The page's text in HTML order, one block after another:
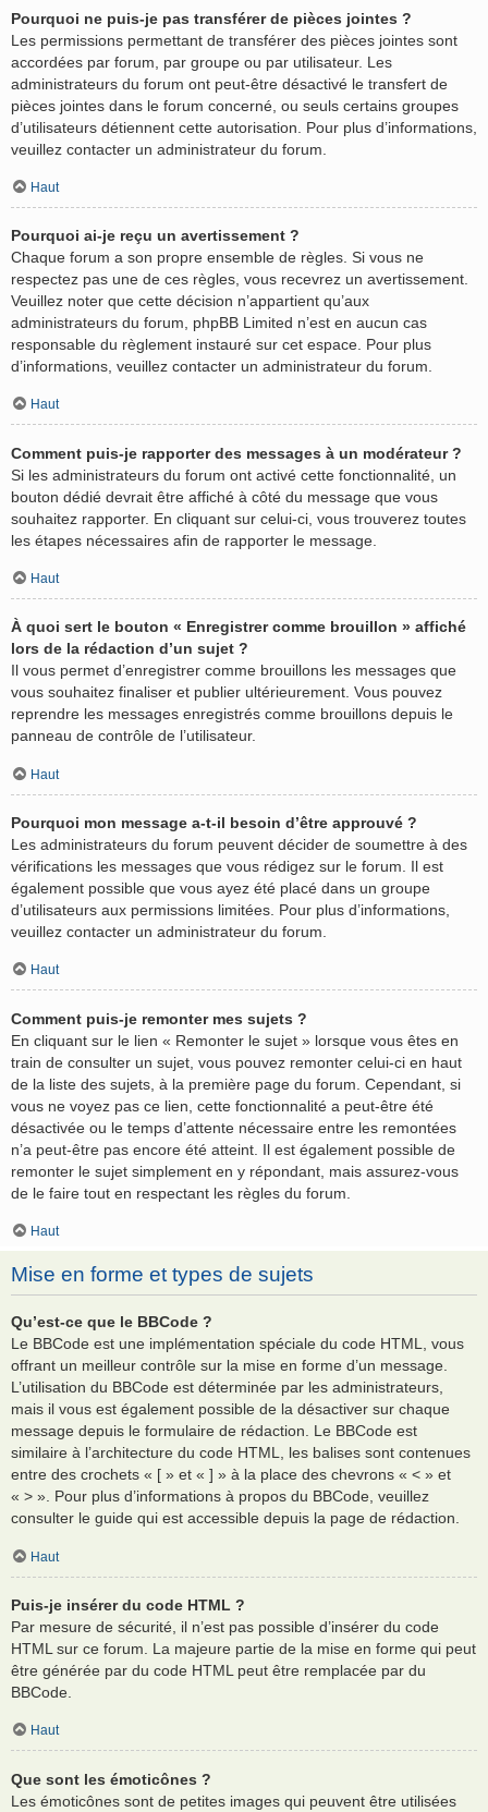
Pourquoi ne puis-je pas transférer de pièces jointes ?
Les permissions permettant de transférer des pièces jointes sont
accordées par forum, par groupe ou par utilisateur. Les
administrateurs du forum ont peut-être désactivé le transfert de
pièces jointes dans le forum concerné, ou seuls certains groupes
d’utilisateurs détiennent cette autorisation. Pour plus d’informations,
veuillez contacter un administrateur du forum.
Haut
Pourquoi ai-je reçu un avertissement ?
Chaque forum a son propre ensemble de règles. Si vous ne
respectez pas une de ces règles, vous recevrez un avertissement.
Veuillez noter que cette décision n’appartient qu’aux
administrateurs du forum, phpBB Limited n’est en aucun cas
responsable du règlement instauré sur cet espace. Pour plus
d’informations, veuillez contacter un administrateur du forum.
Haut
Comment puis-je rapporter des messages à un modérateur ?
Si les administrateurs du forum ont activé cette fonctionnalité, un
bouton dédié devrait être affiché à côté du message que vous
souhaitez rapporter. En cliquant sur celui-ci, vous trouverez toutes
les étapes nécessaires afin de rapporter le message.
Haut
À quoi sert le bouton « Enregistrer comme brouillon » affiché
lors de la rédaction d’un sujet ?
Il vous permet d’enregistrer comme brouillons les messages que
vous souhaitez finaliser et publier ultérieurement. Vous pouvez
reprendre les messages enregistrés comme brouillons depuis le
panneau de contrôle de l’utilisateur.
Haut
Pourquoi mon message a-t-il besoin d’être approuvé ?
Les administrateurs du forum peuvent décider de soumettre à des
vérifications les messages que vous rédigez sur le forum. Il est
également possible que vous ayez été placé dans un groupe
d’utilisateurs aux permissions limitées. Pour plus d’informations,
veuillez contacter un administrateur du forum.
Haut
Comment puis-je remonter mes sujets ?
En cliquant sur le lien « Remonter le sujet » lorsque vous êtes en
train de consulter un sujet, vous pouvez remonter celui-ci en haut
de la liste des sujets, à la première page du forum. Cependant, si
vous ne voyez pas ce lien, cette fonctionnalité a peut-être été
désactivée ou le temps d’attente nécessaire entre les remontées
n’a peut-être pas encore été atteint. Il est également possible de
remonter le sujet simplement en y répondant, mais assurez-vous
de le faire tout en respectant les règles du forum.
Haut
Mise en forme et types de sujets
Qu’est-ce que le BBCode ?
Le BBCode est une implémentation spéciale du code HTML, vous
offrant un meilleur contrôle sur la mise en forme d’un message.
L’utilisation du BBCode est déterminée par les administrateurs,
mais il vous est également possible de la désactiver sur chaque
message depuis le formulaire de rédaction. Le BBCode est
similaire à l’architecture du code HTML, les balises sont contenues
entre des crochets « [ » et « ] » à la place des chevrons « < » et
« > ». Pour plus d’informations à propos du BBCode, veuillez
consulter le guide qui est accessible depuis la page de rédaction.
Haut
Puis-je insérer du code HTML ?
Par mesure de sécurité, il n’est pas possible d’insérer du code
HTML sur ce forum. La majeure partie de la mise en forme qui peut
être générée par du code HTML peut être remplacée par du
BBCode.
Haut
Que sont les émoticônes ?
Les émoticônes sont de petites images qui peuvent être utilisées